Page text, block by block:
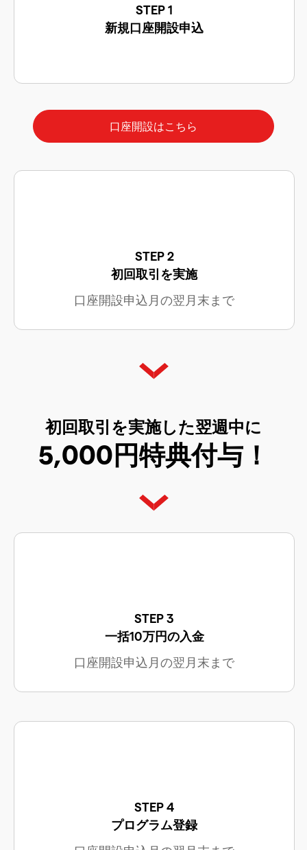
STEP 1
新規口座開設申込
STEP 2
初回取引を実施
口座開設申込月の翌月末まで
初回取引を実施した翌週中に
5,000円特典付与！
STEP 3
一括10万円の入金
口座開設申込月の翌月末まで
STEP 4
プログラム登録